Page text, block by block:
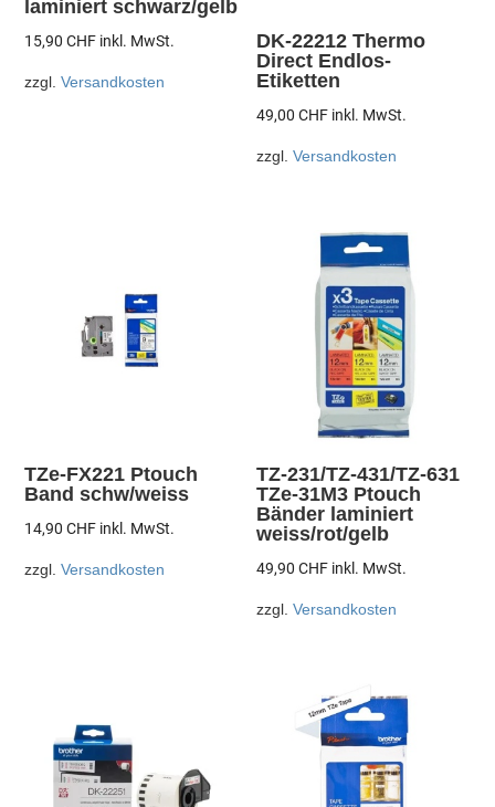
laminiert schwarz/gelb
15,90CHF inkl. MwSt.
zzgl.Versandkosten
DK-22212 Thermo
Direct Endlos-
Etiketten
49,00CHF inkl. MwSt.
zzgl.Versandkosten
TZe-FX221 Ptouch
Band schw/weiss
14,90CHF inkl. MwSt.
zzgl.Versandkosten
TZ-231/TZ-431/TZ-631
TZe-31M3 Ptouch
Bänder laminiert
weiss/rot/gelb
49,90CHF inkl. MwSt.
zzgl.Versandkosten